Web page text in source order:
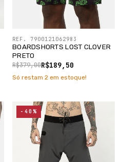
BOARDSHORTS LOST CLOVER
PRETO
R$189,50
R$379,00
REF. 7900121062983
Só restam 2 em estoque!
-40%